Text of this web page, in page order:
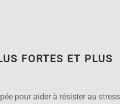
FORTES ET PLUS
pour aider à résister au